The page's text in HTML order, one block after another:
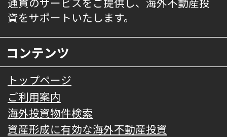
資をサポートいたします。
コンテンツ
トップページ
ご利用案内
海外投資物件検索
資産形成に有効な海外不動産投資